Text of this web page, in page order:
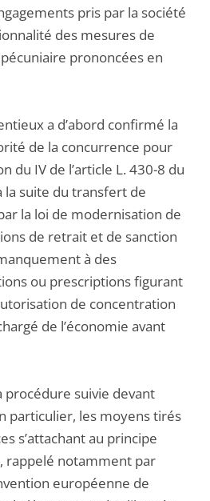
pris par la société
des mesures de
prononcées en
a d’abord confirmé la
de la concurrence pour
du IV de l’article L. 430-8 du
la suite du transfert de
la loi de modernisation de
de retrait et de sanction
à des
ou prescriptions figurant
de concentration
de l’économie avant
procédure suivie devant
particulier, les moyens tirés
s’attachant au principe
rappelé notamment par
européenne de